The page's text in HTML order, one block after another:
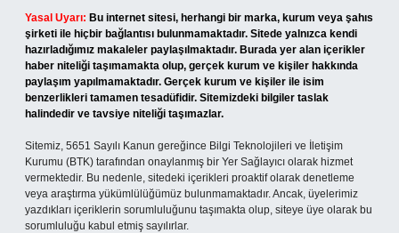
Yasal Uyarı: Bu internet sitesi, herhangi bir marka, kurum veya şahıs
şirketi ile hiçbir bağlantısı bulunmamaktadır. Sitede yalnızca kendi
hazırladığımız makaleler paylaşılmaktadır. Burada yer alan içerikler
haber niteliği taşımamakta olup, gerçek kurum ve kişiler hakkında
paylaşım yapılmamaktadır. Gerçek kurum ve kişiler ile isim
benzerlikleri tamamen tesadüfidir. Sitemizdeki bilgiler taslak
halindedir ve tavsiye niteliği taşımazlar.
Sitemiz, 5651 Sayılı Kanun gereğince Bilgi Teknolojileri ve İletişim
Kurumu (BTK) tarafından onaylanmış bir Yer Sağlayıcı olarak hizmet
vermektedir. Bu nedenle, sitedeki içerikleri proaktif olarak denetleme
veya araştırma yükümlülüğümüz bulunmamaktadır. Ancak, üyelerimiz
yazdıkları içeriklerin sorumluluğunu taşımakta olup, siteye üye olarak bu
sorumluluğu kabul etmiş sayılırlar.